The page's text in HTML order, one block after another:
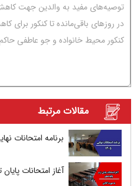
در روزهای
کنکور محیط خانواده و جو عاطفی
مقالات مرتبط
برنامه امتحانات
آغاز امتحانات